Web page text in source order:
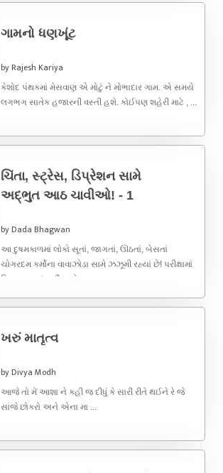
ગામનો ધણખૂંટ
by Rajesh Kariya
કેશોદ પંથકમાં મેસવાણ એ મોટું ને મોભાદાર ગામ. એ સમયે
લગભગ સાતેક હજારની વસ્તી હશે. કોઈપણ શહેરી માટે , ...
ચિંતા, સ્ટ્રેસ, ડિપ્રેશન સામે
અદ્ભુત આઠ ચાવીઓ! - 1
by Dada Bhagwan
આ દુષમકાળમાં લોકો સૂતાં, જાગતાં, ઊઠતાં, બેસતાં
ચોગરદમ કર્મોના વાવાઝોડા સામે ઝઝૂમી રહ્યાં છે! પરીક્ષામાં
રિઝલ્ટ સારું નહીં આવે ...
ખરું માતૃત્વ
by Divya Modh
આજે તો મેં આશા ને કહી જ દીધું કે સારી રીતે થઈને રે જે
સાંજે છોકરો અને એના મા ...